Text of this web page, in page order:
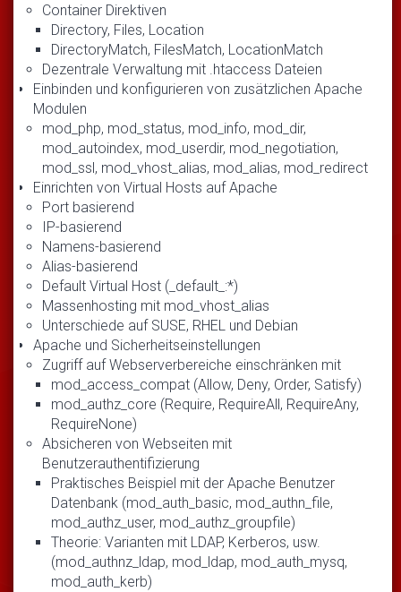
Container Direktiven
Directory, Files, Location
DirectoryMatch, FilesMatch, LocationMatch
Dezentrale Verwaltung mit .htaccess Dateien
Einbinden und konfigurieren von zusätzlichen Apache
Modulen
mod_php, mod_status, mod_info, mod_dir,
mod_autoindex, mod_userdir, mod_negotiation,
mod_ssl, mod_vhost_alias, mod_alias, mod_redirect
Einrichten von Virtual Hosts auf Apache
Port basierend
IP-basierend
Namens-basierend
Alias-basierend
Default Virtual Host (_default_:*)
Massenhosting mit mod_vhost_alias
Unterschiede auf SUSE, RHEL und Debian
Apache und Sicherheitseinstellungen
Zugriff auf Webserverbereiche einschränken mit
mod_access_compat (Allow, Deny, Order, Satisfy)
mod_authz_core (Require, RequireAll, RequireAny,
RequireNone)
Absicheren von Webseiten mit
Benutzerauthentifizierung
Praktisches Beispiel mit der Apache Benutzer
Datenbank (mod_auth_basic, mod_authn_file,
mod_authz_user, mod_authz_groupfile)
Theorie: Varianten mit LDAP, Kerberos, usw.
(mod_authnz_ldap, mod_ldap, mod_auth_mysq,
mod_auth_kerb)